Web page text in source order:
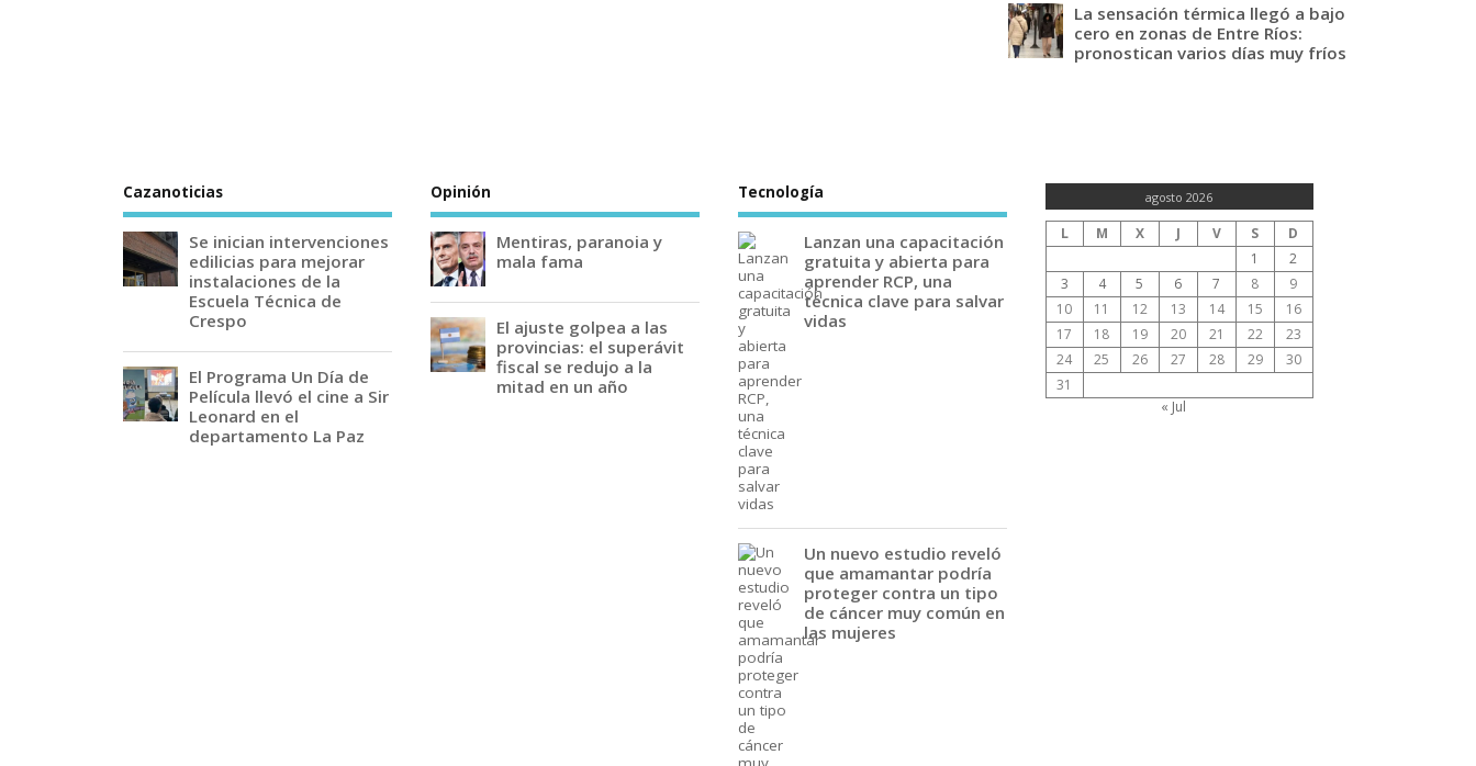
La sensación térmica llegó a bajo
cero en zonas de Entre Ríos:
pronostican varios días muy fríos
Cazanoticias
Se inician intervenciones
edilicias para mejorar
instalaciones de la
Escuela Técnica de
Crespo
El Programa Un Día de
Película llevó el cine a Sir
Leonard en el
departamento La Paz
Opinión
Mentiras, paranoia y
mala fama
El ajuste golpea a las
provincias: el superávit
fiscal se redujo a la
mitad en un año
Tecnología
Lanzan una capacitación
gratuita y abierta para
aprender RCP, una
técnica clave para salvar
vidas
Un nuevo estudio reveló
que amamantar podría
proteger contra un tipo
de cáncer muy común en
las mujeres
agosto 2026
L M X J V S
D
1
2
3
4 5 6 7 8
9
10
11 12 13 14 15
16
17
18 19 20 21 22
23
24
25 26 27 28 29
30
31
« Jul